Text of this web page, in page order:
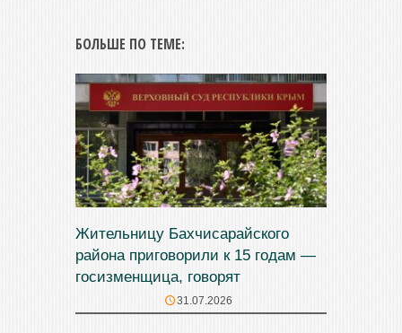
БОЛЬШЕ ПО ТЕМЕ:
Жительницу Бахчисарайского
района приговорили к 15 годам —
госизменщица, говорят
31.07.2026